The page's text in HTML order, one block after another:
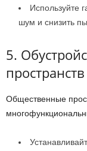
Используйте
шум и снизить
5.
пространств
Общественные